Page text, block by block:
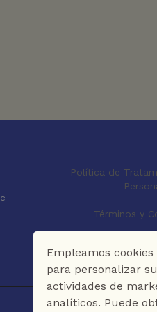
Política de
Términos y
Empleamos
para personalizar
actividades de
analíticos. Puede